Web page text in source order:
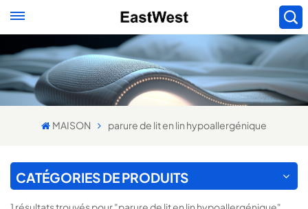
MAISON parure de lit en lin hypoallergénique
CATÉGORIES DE PRODUITS